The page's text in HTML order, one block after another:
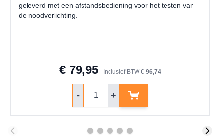
geleverd met een afstandsbediening voor het testen van
de noodverlichting.
€ 79,95 Inclusief BTW € 96,74
- +